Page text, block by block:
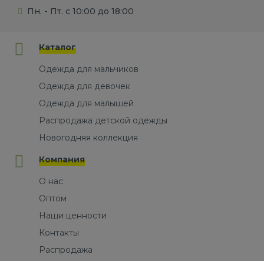
Пн. - Пт. с 10:00 до 18:00
Каталог
Одежда для мальчиков
Одежда для девочек
Одежда для малышей
Распродажа детской одежды
Новогодняя коллекция
Компания
О нас
Оптом
Наши ценности
Контакты
Распродажа